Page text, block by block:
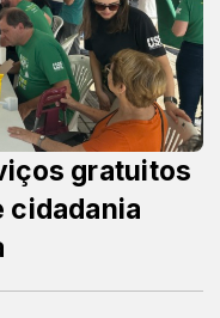
gratuitos
cidadania